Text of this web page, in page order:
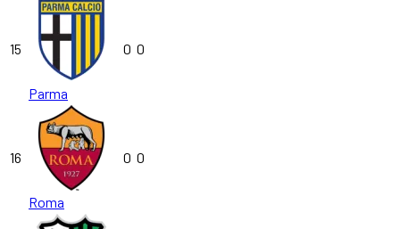
15
Parma
0 0
16
Roma
0 0